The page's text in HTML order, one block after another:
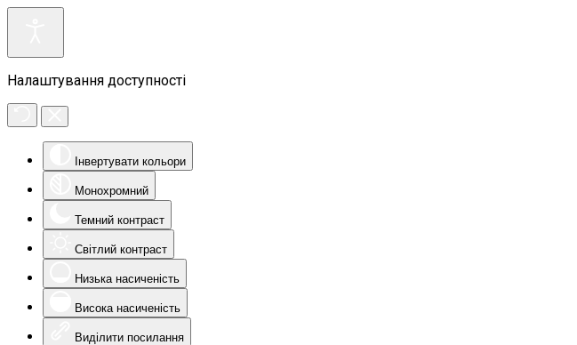
Налаштування доступності
Інвертувати кольори
Монохромний
Темний контраст
Світлий контраст
Низька насиченість
Висока насиченість
Виділити посилання